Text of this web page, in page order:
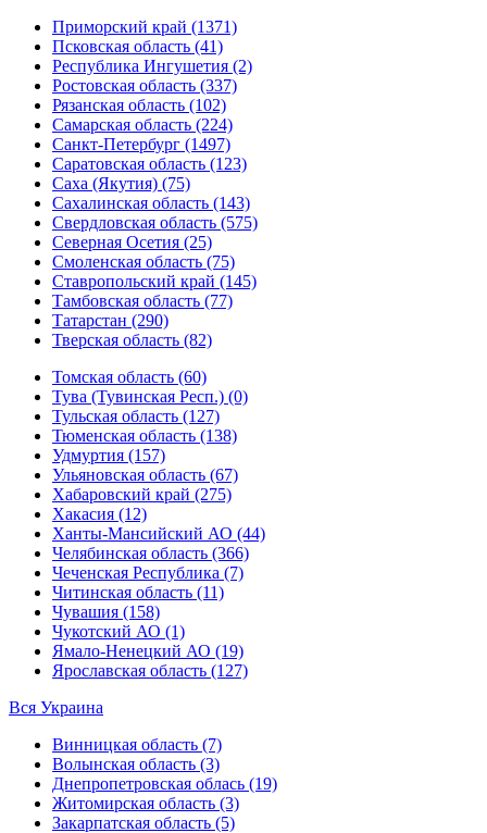
Приморский край (1371)
Псковская область (41)
Республика Ингушетия (2)
Ростовская область (337)
Рязанская область (102)
Самарская область (224)
Санкт-Петербург (1497)
Саратовская область (123)
Саха (Якутия) (75)
Сахалинская область (143)
Свердловская область (575)
Северная Осетия (25)
Смоленская область (75)
Ставропольский край (145)
Тамбовская область (77)
Татарстан (290)
Тверская область (82)
Томская область (60)
Тува (Тувинская Респ.) (0)
Тульская область (127)
Тюменская область (138)
Удмуртия (157)
Ульяновская область (67)
Хабаровский край (275)
Хакасия (12)
Ханты-Мансийский АО (44)
Челябинская область (366)
Чеченская Республика (7)
Читинская область (11)
Чувашия (158)
Чукотский АО (1)
Ямало-Ненецкий АО (19)
Ярославская область (127)
Вся Украина
Винницкая область (7)
Волынская область (3)
Днепропетровская облась (19)
Житомирская область (3)
Закарпатская область (5)